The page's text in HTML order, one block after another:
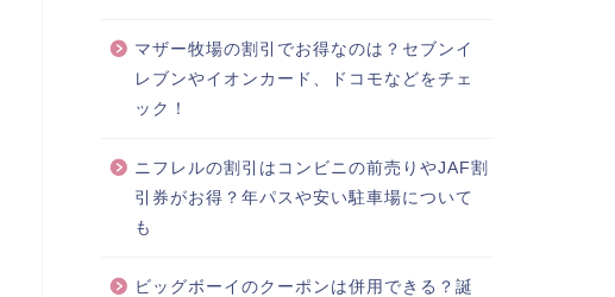
マザー牧場の割引でお得なのは？セブンイ
レブンやイオンカード、ドコモなどをチェ
ック！
ニフレルの割引はコンビニの前売りやJAF割
引券がお得？年パスや安い駐車場について
も
ビッグボーイのクーポンは併用できる？誕